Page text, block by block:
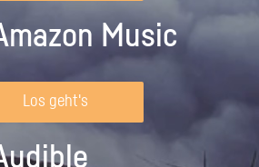
Music
Los geht's